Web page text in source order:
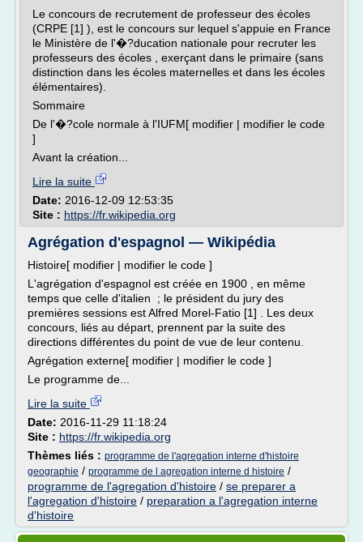
Le concours de recrutement de professeur des écoles
(CRPE [1] ), est le concours sur lequel s'appuie en France
le Ministère de l'�?ducation nationale pour recruter les
professeurs des écoles , exerçant dans le primaire (sans
distinction dans les écoles maternelles et dans les écoles
élémentaires).
Sommaire
De l'�?cole normale à l'IUFM[ modifier | modifier le code
]
Avant la création...
Lire la suite
Date: 2016-12-09 12:53:35
Site : https://fr.wikipedia.org
Agrégation d'espagnol — Wikipédia
Histoire[ modifier | modifier le code ]
L'agrégation d'espagnol est créée en 1900 , en même
temps que celle d'italien ; le président du jury des
premières sessions est Alfred Morel-Fatio [1] . Les deux
concours, liés au départ, prennent par la suite des
directions différentes du point de vue de leur contenu.
Agrégation externe[ modifier | modifier le code ]
Le programme de...
Lire la suite
Date: 2016-11-29 11:18:24
Site : https://fr.wikipedia.org
Thèmes liés : programme de l'agregation interne d'histoire
geographie / programme de l agregation interne d histoire /
programme de l'agregation d'histoire / se preparer a
l'agregation d'histoire / preparation a l'agregation interne
d'histoire